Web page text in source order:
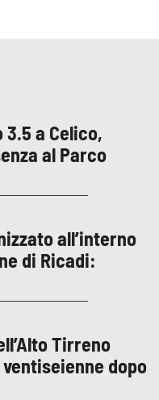
a Celico,
al Parco
all’interno
di Ricadi:
Tirreno
dopo